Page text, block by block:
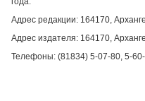
Адрес редакции: 164170,
Адрес издателя: 164170,
Телефоны: (81834) 5-07-80, 5-